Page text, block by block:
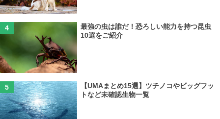
最強の虫は誰だ！恐ろしい能力を持つ昆虫
10選をご紹介
【UMAまとめ15選】ツチノコやビッグフッ
トなど未確認生物一覧